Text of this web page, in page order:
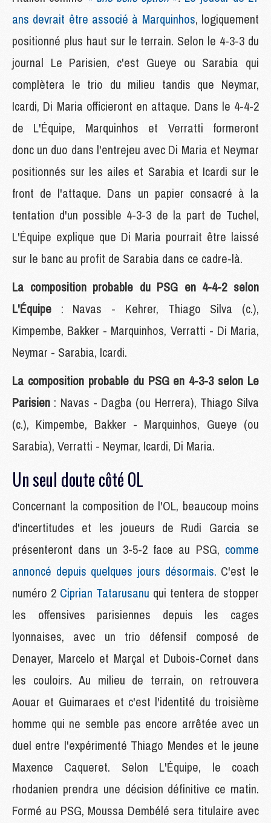
ans devrait être associé à Marquinhos, logiquement
positionné plus haut sur le terrain. Selon le 4-3-3 du
journal Le Parisien, c'est Gueye ou Sarabia qui
complètera le trio du milieu tandis que Neymar,
Icardi, Di Maria officieront en attaque. Dans le 4-4-2
de L'Équipe, Marquinhos et Verratti formeront
donc un duo dans l'entrejeu avec Di Maria et Neymar
positionnés sur les ailes et Sarabia et Icardi sur le
front de l'attaque. Dans un papier consacré à la
tentation d'un possible 4-3-3 de la part de Tuchel,
L'Équipe explique que Di Maria pourrait être laissé
sur le banc au profit de Sarabia dans ce cadre-là.
La composition probable du PSG en 4-4-2 selon
L'Équipe : Navas - Kehrer, Thiago Silva (c.),
Kimpembe, Bakker - Marquinhos, Verratti - Di Maria,
Neymar - Sarabia, Icardi.
La composition probable du PSG en 4-3-3 selon Le
Parisien : Navas - Dagba (ou Herrera), Thiago Silva
(c.), Kimpembe, Bakker - Marquinhos, Gueye (ou
Sarabia), Verratti - Neymar, Icardi, Di Maria.
Un seul doute côté OL
Concernant la composition de l'OL, beaucoup moins
d'incertitudes et les joueurs de Rudi Garcia se
présenteront dans un 3-5-2 face au PSG, comme
annoncé depuis quelques jours désormais. C'est le
numéro 2 Ciprian Tatarusanu qui tentera de stopper
les offensives parisiennes depuis les cages
lyonnaises, avec un trio défensif composé de
Denayer, Marcelo et Marçal et Dubois-Cornet dans
les couloirs. Au milieu de terrain, on retrouvera
Aouar et Guimaraes et c'est l'identité du troisième
homme qui ne semble pas encore arrêtée avec un
duel entre l'expérimenté Thiago Mendes et le jeune
Maxence Caqueret. Selon L'Équipe, le coach
rhodanien prendra une décision définitive ce matin.
Formé au PSG, Moussa Dembélé sera titulaire avec